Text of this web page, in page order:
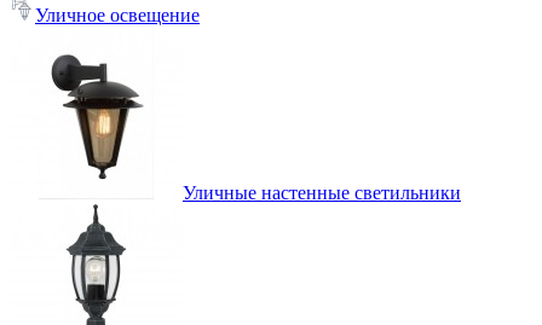
Уличное освещение
Уличные настенные светильники